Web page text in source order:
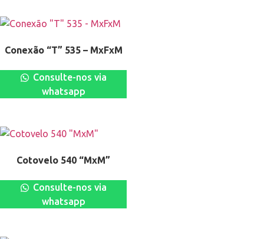
Conexão “T” 535 – MxFxM
Consulte-nos via
whatsapp
Cotovelo 540 “MxM”
Consulte-nos via
whatsapp